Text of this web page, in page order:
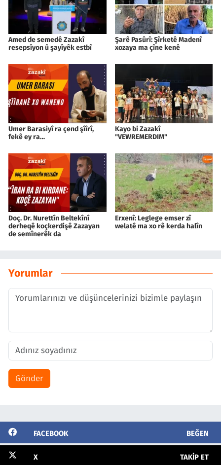
Amed de semedê Zazakî
resepsîyon û şayîyêk estbî
Şarê Pasûrî: Şîrketê Madenî
xozaya ma çîne kenê
Umer Barasiyî ra çend şîîrî,
fekê ey ra…
Kayo bi Zazakî
"VEWREMERDIM"
Doç. Dr. Nurettîn Beltekînî
derheqê koçkerdişê Zazayan
de semînerêk da
Erxenî: Leglege emser zî
welatê ma xo rê kerda halîn
Yorumlar
Gönder
FACEBOOK BEĞEN
X TAKIP ET